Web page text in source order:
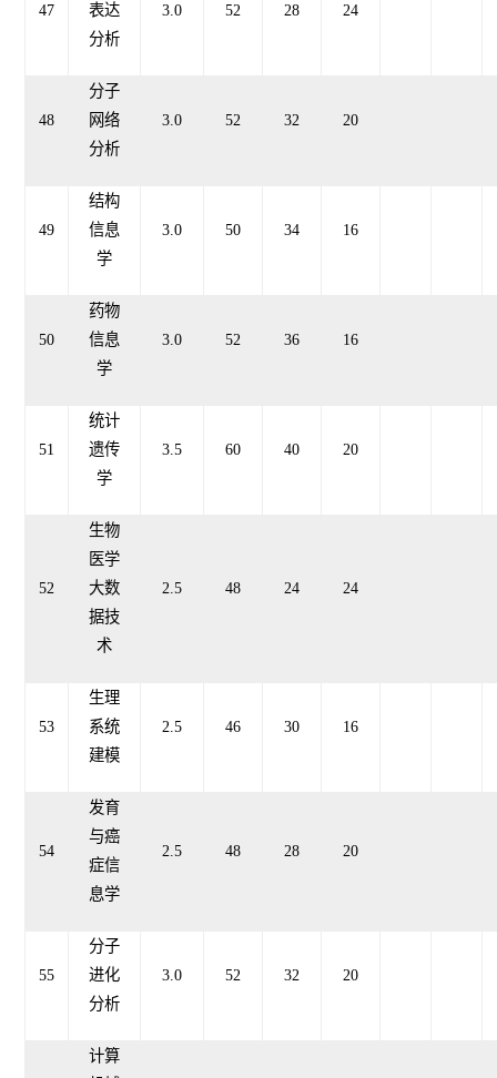
47
表达
分析
3.0 52 28 24
48
分子
网络
分析
3.0 52 32 20
49
结构
信息
学
3.0 50 34 16
50
药物
信息
学
3.0 52 36 16
51
统计
遗传
学
3.5 60 40 20
52
生物
医学
大数
据技
术
2.5 48 24 24
53
生理
系统
建模
2.5 46 30 16
54
发育
与癌
症信
息学
2.5 48 28 20
55
分子
进化
分析
3.0 52 32 20
计算